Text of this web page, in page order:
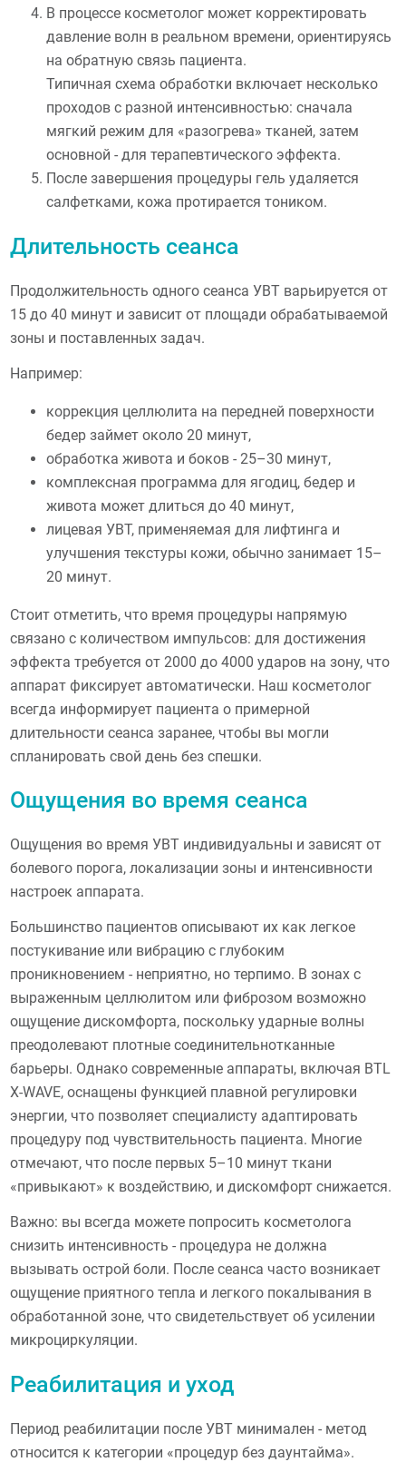
В процессе косметолог может корректировать
давление волн в реальном времени, ориентируясь
на обратную связь пациента.
Типичная схема обработки включает несколько
проходов с разной интенсивностью: сначала
мягкий режим для «разогрева» тканей, затем
основной - для терапевтического эффекта.
После завершения процедуры гель удаляется
салфетками, кожа протирается тоником.
Длительность сеанса
Продолжительность одного сеанса УВТ варьируется от
15 до 40 минут и зависит от площади обрабатываемой
зоны и поставленных задач.
Например:
коррекция целлюлита на передней поверхности
бедер займет около 20 минут,
обработка живота и боков - 25–30 минут,
комплексная программа для ягодиц, бедер и
живота может длиться до 40 минут,
лицевая УВТ, применяемая для лифтинга и
улучшения текстуры кожи, обычно занимает 15–
20 минут.
Стоит отметить, что время процедуры напрямую
связано с количеством импульсов: для достижения
эффекта требуется от 2000 до 4000 ударов на зону, что
аппарат фиксирует автоматически. Наш косметолог
всегда информирует пациента о примерной
длительности сеанса заранее, чтобы вы могли
спланировать свой день без спешки.
Ощущения во время сеанса
Ощущения во время УВТ индивидуальны и зависят от
болевого порога, локализации зоны и интенсивности
настроек аппарата.
Большинство пациентов описывают их как легкое
постукивание или вибрацию с глубоким
проникновением - неприятно, но терпимо. В зонах с
выраженным целлюлитом или фиброзом возможно
ощущение дискомфорта, поскольку ударные волны
преодолевают плотные соединительнотканные
барьеры. Однако современные аппараты, включая BTL
X-WAVE, оснащены функцией плавной регулировки
энергии, что позволяет специалисту адаптировать
процедуру под чувствительность пациента. Многие
отмечают, что после первых 5–10 минут ткани
«привыкают» к воздействию, и дискомфорт снижается.
Важно: вы всегда можете попросить косметолога
снизить интенсивность - процедура не должна
вызывать острой боли. После сеанса часто возникает
ощущение приятного тепла и легкого покалывания в
обработанной зоне, что свидетельствует об усилении
микроциркуляции.
Реабилитация и уход
Период реабилитации после УВТ минимален - метод
относится к категории «процедур без даунтайма».